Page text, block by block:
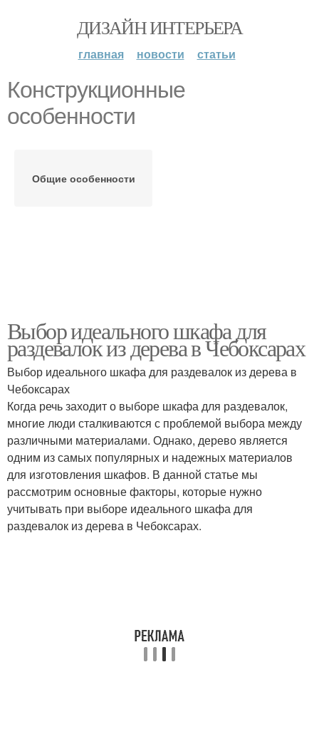
ДИЗАЙН ИНТЕРЬЕРА
главная новости статьи
Конструкционные
особенности
Общие особенности
Выбор идеального шкафа для
раздевалок из дерева в Чебоксарах
Выбор идеального шкафа для раздевалок из дерева в
Чебоксарах
Когда речь заходит о выборе шкафа для раздевалок,
многие люди сталкиваются с проблемой выбора между
различными материалами. Однако, дерево является
одним из самых популярных и надежных материалов
для изготовления шкафов. В данной статье мы
рассмотрим основные факторы, которые нужно
учитывать при выборе идеального шкафа для
раздевалок из дерева в Чебоксарах.